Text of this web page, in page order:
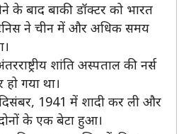
के बाद बाकी डॉक्टर को भारत
ने चीन में और अधिक समय
शांति अस्पताल की नर्स
गया था।
1941 में शादी कर ली और
के एक बेटा हुआ।